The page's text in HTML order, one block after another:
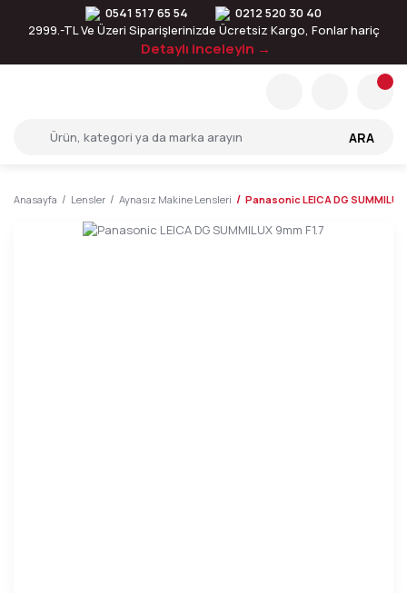
0541 517 65 54
0212 520 30 40
2999.-TL Ve Üzeri Siparişlerinizde Ücretsiz Kargo, Fonlar hariç
Detaylı inceleyin →
ARA
Anasayfa Lensler Aynasız Makine Lensleri Panasonic LEICA DG SUMMILUX